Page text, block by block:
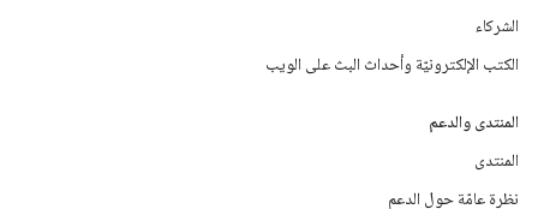
الشركاء
الكتب الإلكترونيّة وأحداث البث على الويب
المنتدى والدعم
المنتدى
نظرة عامّة حول الدعم